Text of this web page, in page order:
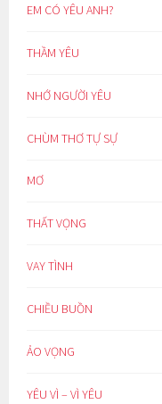
EM CÓ YÊU ANH?
THẦM YÊU
NHỚ NGƯỜI YÊU
CHÙM THƠ TỰ SỰ
MƠ
THẤT VỌNG
VAY TÌNH
CHIỀU BUỒN
ẢO VỌNG
YÊU VÌ – VÌ YÊU